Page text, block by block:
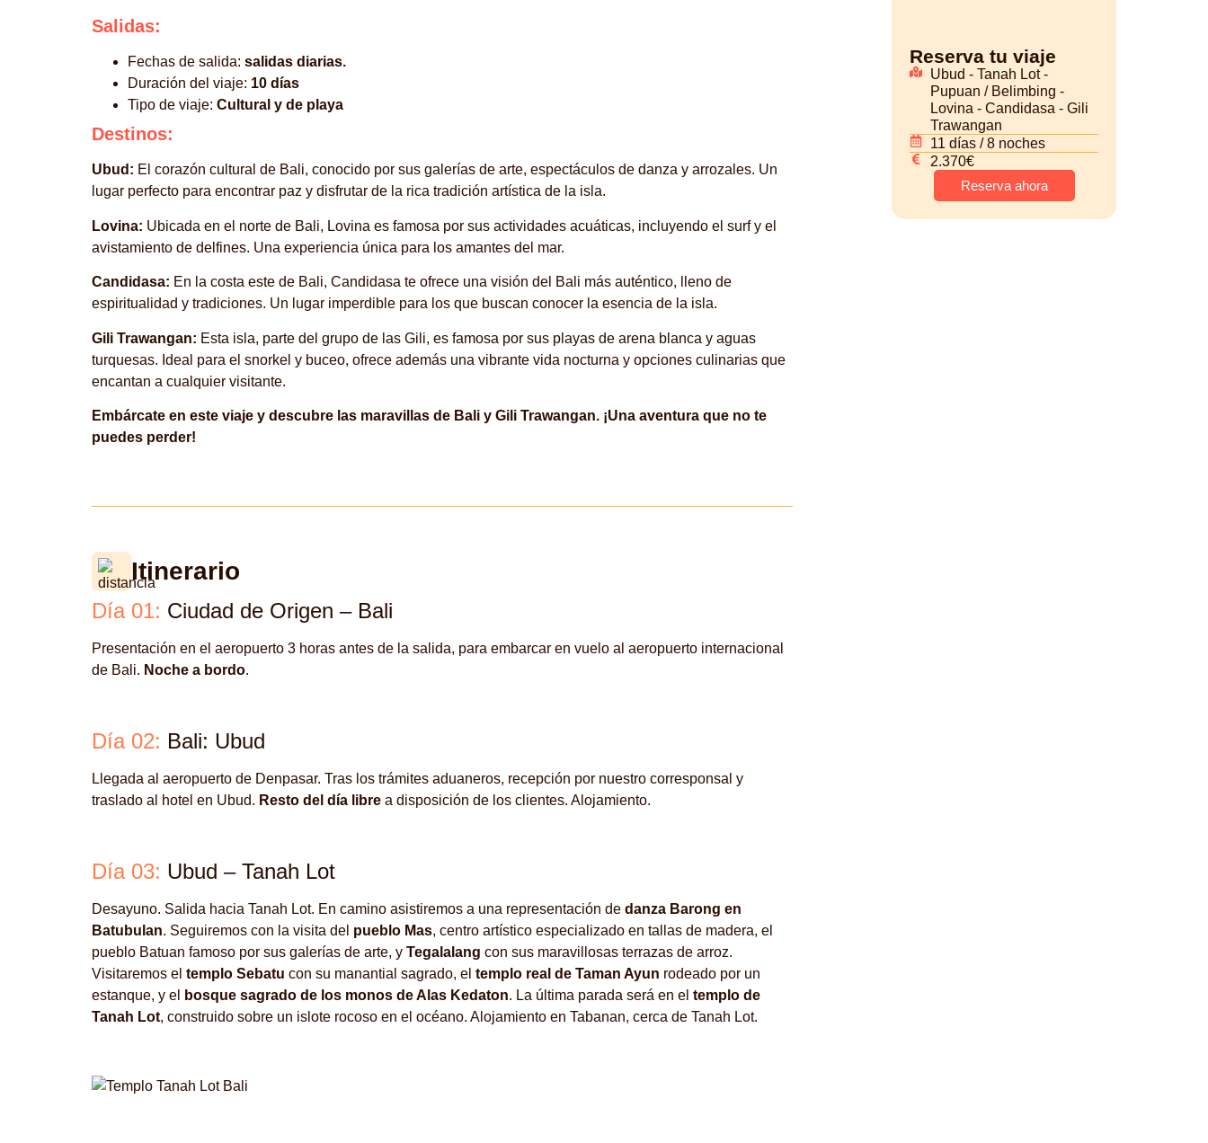
Salidas:
Fechas de salida: salidas diarias.
Duración del viaje: 10 días
Tipo de viaje: Cultural y de playa
Destinos:
Ubud: El corazón cultural de Bali, conocido por sus galerías de arte, espectáculos de danza y arrozales. Un
lugar perfecto para encontrar paz y disfrutar de la rica tradición artística de la isla.
Lovina: Ubicada en el norte de Bali, Lovina es famosa por sus actividades acuáticas, incluyendo el surf y el
avistamiento de delfines. Una experiencia única para los amantes del mar.
Candidasa: En la costa este de Bali, Candidasa te ofrece una visión del Bali más auténtico, lleno de
espiritualidad y tradiciones. Un lugar imperdible para los que buscan conocer la esencia de la isla.
Gili Trawangan: Esta isla, parte del grupo de las Gili, es famosa por sus playas de arena blanca y aguas
turquesas. Ideal para el snorkel y buceo, ofrece además una vibrante vida nocturna y opciones culinarias que
encantan a cualquier visitante.
Embárcate en este viaje y descubre las maravillas de Bali y Gili Trawangan. ¡Una aventura que no te
puedes perder!
Itinerario
Día 01: Ciudad de Origen – Bali
Presentación en el aeropuerto 3 horas antes de la salida, para embarcar en vuelo al aeropuerto internacional
de Bali. Noche a bordo.
Día 02: Bali: Ubud
Llegada al aeropuerto de Denpasar. Tras los trámites aduaneros, recepción por nuestro corresponsal y
traslado al hotel en Ubud. Resto del día libre a disposición de los clientes. Alojamiento.
Día 03: Ubud – Tanah Lot
Desayuno. Salida hacia Tanah Lot. En camino asistiremos a una representación de danza Barong en
Batubulan. Seguiremos con la visita del pueblo Mas, centro artístico especializado en tallas de madera, el
pueblo Batuan famoso por sus galerías de arte, y Tegalalang con sus maravillosas terrazas de arroz.
Visitaremos el templo Sebatu con su manantial sagrado, el templo real de Taman Ayun rodeado por un
estanque, y el
bosque sagrado de los monos de Alas Kedaton. La última parada será en el templo de
Tanah Lot, construido sobre un islote rocoso en el océano. Alojamiento en Tabanan, cerca de Tanah Lot.
Reserva tu viaje
Ubud - Tanah Lot -
Pupuan / Belimbing -
Lovina - Candidasa - Gili
Trawangan
11 días / 8 noches
2.370€
Reserva ahora